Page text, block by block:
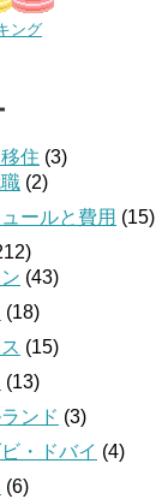
ング
住 (3)
(2)
ールと費用 (15)
(43)
(18)
(15)
(13)
ンド (3)
・ドバイ (4)
(6)